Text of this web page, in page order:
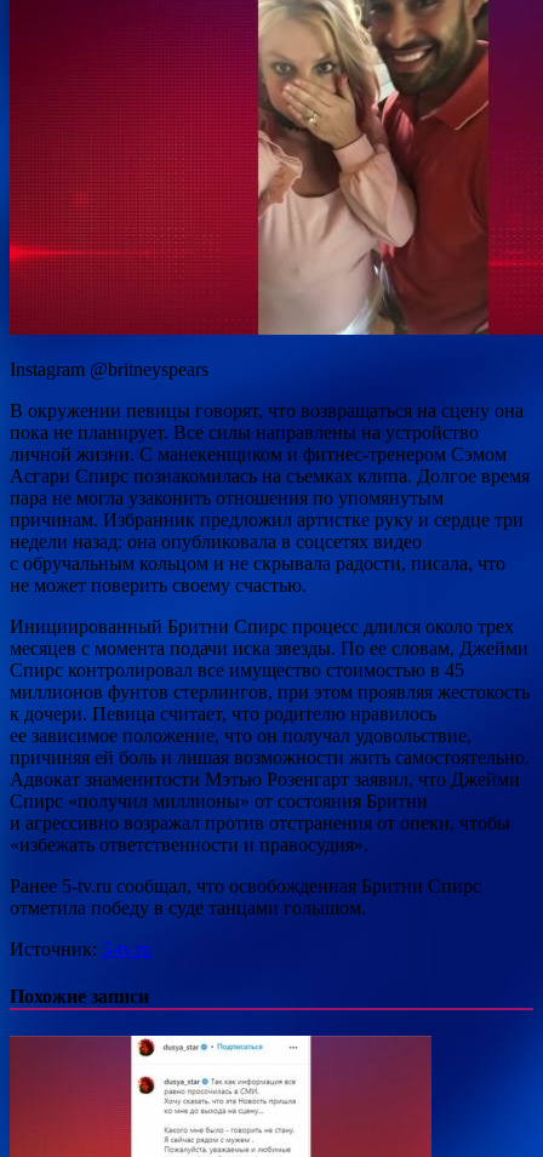
Instagram @britneyspears
В окружении певицы говорят, что возвращаться на сцену она
пока не планирует. Все силы направлены на устройство
личной жизни. С манекенщиком и фитнес-тренером Сэмом
Асгари Спирс познакомилась на съемках клипа. Долгое время
пара не могла узаконить отношения по упомянутым
причинам. Избранник предложил артистке руку и сердце три
недели назад: она опубликовала в соцсетях видео
с обручальным кольцом и не скрывала радости, писала, что
не может поверить своему счастью.
Инициированный Бритни Спирс процесс длился около трех
месяцев с момента подачи иска звезды. По ее словам, Джейми
Спирс контролировал все имущество стоимостью в 45
миллионов фунтов стерлингов, при этом проявляя жестокость
к дочери. Певица считает, что родителю нравилось
ее зависимое положение, что он получал удовольствие,
причиняя ей боль и лишая возможности жить самостоятельно.
Адвокат знаменитости Мэтью Розенгарт заявил, что Джейми
Спирс «получил миллионы» от состояния Бритни
и агрессивно возражал против отстранения от опеки, чтобы
«избежать ответственности и правосудия».
Ранее 5-tv.ru сообщал, что освобожденная Бритни Спирс
отметила победу в суде танцами голышом.
Источник: 5-tv.ru
Похожие записи